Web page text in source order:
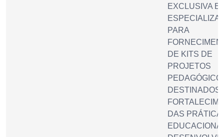
EXCLUSIVA E
PARA
DE KITS DE
PROJETOS
DESTINADOS
DAS